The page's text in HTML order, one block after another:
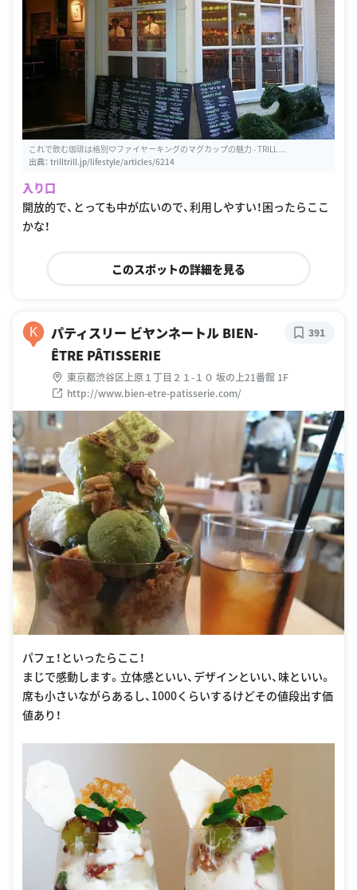
これで飲む珈琲は格別♡ファイヤーキングのマグカップの魅力 - TRILL ...
出典： trilltrill.jp/lifestyle/articles/6214
入り口
開放的で、とっても中が広いので、利用しやすい！困ったらここ
かな！
このスポットの詳細を見る
K
パティスリー ビヤンネートル BIEN-
ÊTRE PÂTISSERIE
東京都渋谷区上原１丁目２１-１０ 坂の上21番館 1F
http://www.bien-etre-patisserie.com/
391
パフェ！といったらここ！
まじで感動します。立体感といい、デザインといい、味といい。
席も小さいながらあるし、1000くらいするけどその値段出す価
値あり！